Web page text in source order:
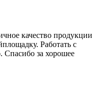
качество продукции
Работать с
Спасибо за хорошее